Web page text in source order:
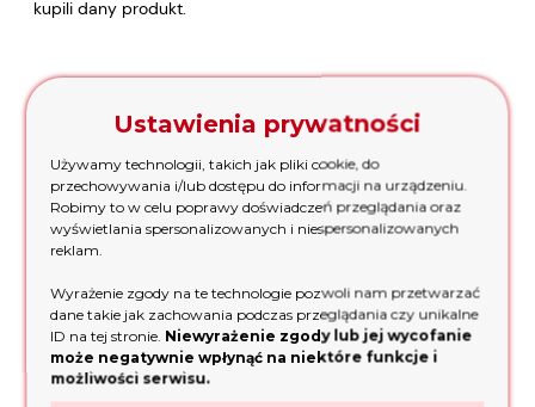
kupili dany produkt.
Imię lub pseudonim:
Twoja opinia:
Ustawienia prywatności
Używamy technologii, takich jak pliki cookie, do
przechowywania i/lub dostępu do informacji na urządzeniu.
Robimy to w celu poprawy doświadczeń przeglądania oraz
wyświetlania spersonalizowanych i niespersonalizowanych
reklam.
Wyrażenie zgody na te technologie pozwoli nam przetwarzać
dane takie jak zachowania podczas przeglądania czy unikalne
ID na tej stronie. Niewyrażenie zgody lub jej wycofanie
może negatywnie wpłynąć na niektóre funkcje i
możliwości serwisu.